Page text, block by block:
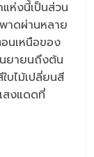
ห่งนี้เป็นส่วน
าดผ่านหลาย
นเหนือของ
ยายนถึงต้น
บไม้เปลี่ยนสี
สงแดดที่